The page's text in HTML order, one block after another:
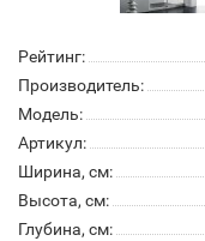
Рейтинг:
Производитель:
Модель:
Артикул:
Ширина, см:
Высота, см:
Глубина, см: